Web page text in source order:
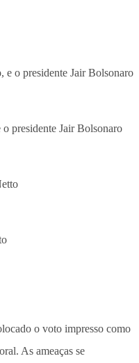
presidente Jair Bolsonaro
o voto impresso como
As ameaças se